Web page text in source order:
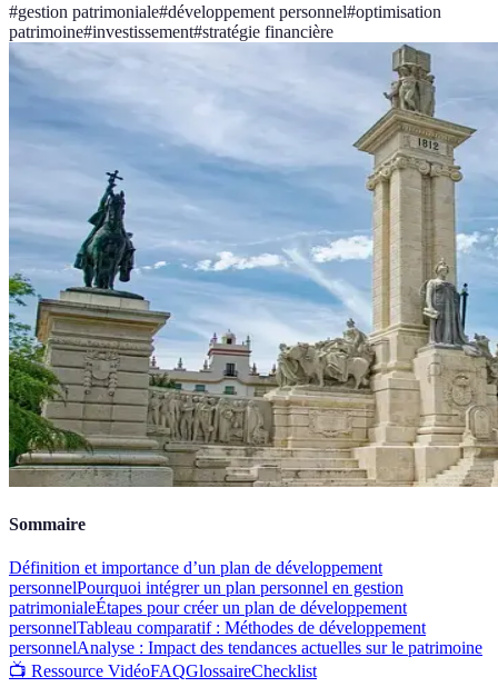
#gestion patrimoniale#développement personnel#optimisation
patrimoine#investissement#stratégie financière
Sommaire
Définition et importance d’un plan de développement
personnelPourquoi intégrer un plan personnel en gestion
patrimonialeÉtapes pour créer un plan de développement
personnelTableau comparatif : Méthodes de développement
personnelAnalyse : Impact des tendances actuelles sur le patrimoine
📺 Ressource VidéoFAQGlossaireChecklist